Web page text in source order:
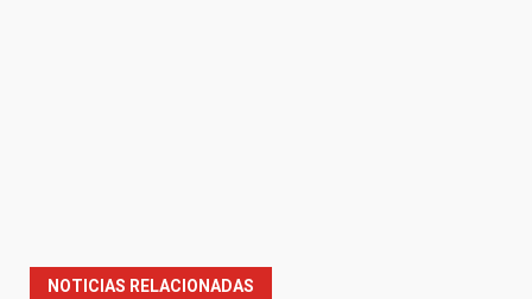
NOTICIAS RELACIONADAS